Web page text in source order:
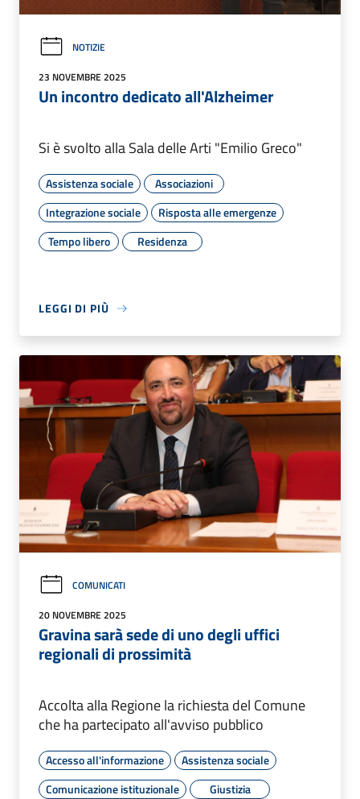
NOTIZIE
23 NOVEMBRE 2025
Un incontro dedicato all'Alzheimer
Si è svolto alla Sala delle Arti "Emilio Greco"
Assistenza sociale
Associazioni
Integrazione sociale
Risposta alle emergenze
Tempo libero
Residenza
LEGGI DI PIÙ
COMUNICATI
20 NOVEMBRE 2025
Gravina sarà sede di uno degli uffici
regionali di prossimità
Accolta alla Regione la richiesta del Comune
che ha partecipato all'avviso pubblico
Accesso all'informazione
Assistenza sociale
Comunicazione istituzionale
Giustizia